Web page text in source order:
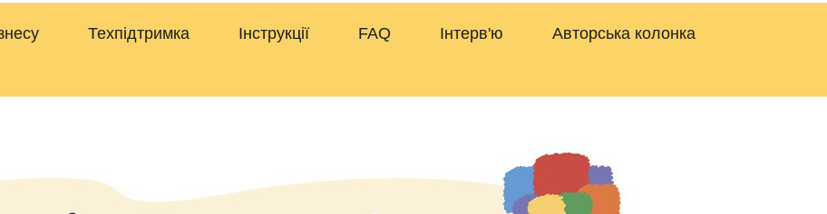
Техпідтримка Інструкції FAQ Інтерв'ю
Авторська колонка